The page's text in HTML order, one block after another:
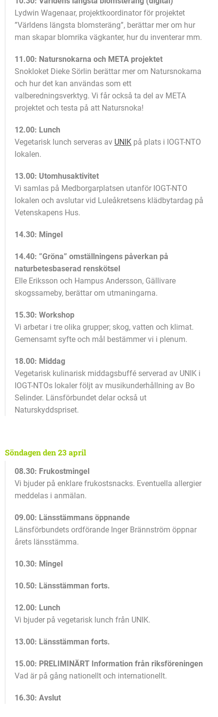
Lydwin Wagenaar, projektkoordinator för projektet
”Världens längsta blomsteräng”, berättar mer om hur
man skapar blomrika vägkanter, hur du inventerar mm.
11.00: Natursnokarna och META projektet
Snokloket Dieke Sörlin berättar mer om Natursnokarna
och hur det kan användas som ett
valberedningsverktyg. Vi får också ta del av META
projektet och testa på att Natursnoka!
12.00: Lunch
Vegetarisk lunch serveras av UNIK på plats i IOGT-NTO
lokalen.
13.00: Utomhusaktivitet
Vi samlas på Medborgarplatsen utanför IOGT-NTO
lokalen och avslutar vid Luleåkretsens klädbytardag på
Vetenskapens Hus.
14.30: Mingel
14.40: ”Gröna” omställningens påverkan på
naturbetesbaserad renskötsel
Elle Eriksson och Hampus Andersson, Gällivare
skogssameby, berättar om utmaningarna.
15.30: Workshop
Vi arbetar i tre olika grupper; skog, vatten och klimat.
Gemensamt syfte och mål bestämmer vi i plenum.
18.00: Middag
Vegetarisk kulinarisk middagsbuffé serverad av UNIK i
IOGT-NTOs lokaler följt av musikunderhållning av Bo
Selinder. Länsförbundet delar också ut
Naturskyddspriset.
Söndagen den 23 april
08.30: Frukostmingel
Vi bjuder på enklare frukostsnacks. Eventuella allergier
meddelas i anmälan.
09.00: Länsstämmans öppnande
Länsförbundets ordförande Inger Brännström öppnar
årets länsstämma.
10.30: Mingel
10.50: Länsstämman forts.
12.00: Lunch
Vi bjuder på vegetarisk lunch från UNIK.
13.00: Länsstämman forts.
15.00: PRELIMINÄRT Information från riksföreningen
Vad är på gång nationellt och internationellt.
16.30: Avslut